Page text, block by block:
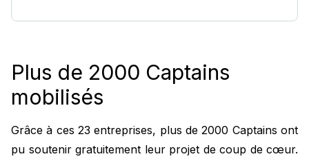
Plus de 2000 Captains
mobilisés
Grâce à ces 23 entreprises, plus de 2000 Captains ont
pu soutenir gratuitement leur projet de coup de cœur.